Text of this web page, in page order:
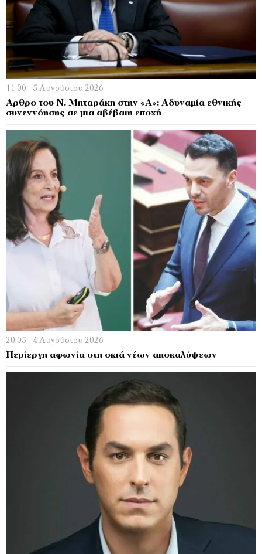
11:00 - 5 Αυγούστου 2026
Αρθρο του Ν. Μηταράκη στην «Α»: Αδυναμία εθνικής
συνεννόησης σε μια αβέβαιη εποχή
20:05 - 4 Αυγούστου 2026
Περίεργη αφωνία στη σκιά νέων αποκαλύψεων